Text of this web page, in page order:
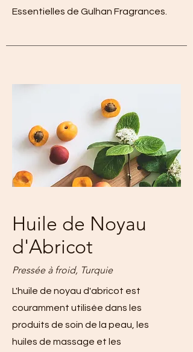
Essentielles de Gulhan Fragrances.
Huile de Noyau
d'Abricot
Pressée à froid, Turquie
L'huile de noyau d'abricot est
couramment utilisée dans les
produits de soin de la peau, les
huiles de massage et les